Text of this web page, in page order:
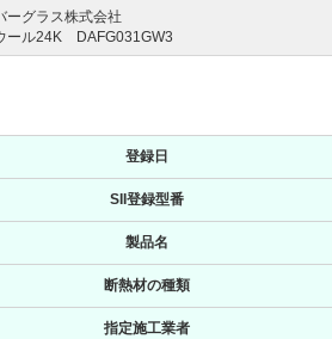
ーグラス株式会社
ール24K DAFG031GW3
登録日
SII登録型番
製品名
断熱材の種類
指定施工業者